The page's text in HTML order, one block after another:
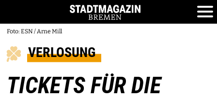
Foto: ESN / Arne Mill
VERLOSUNG
TICKETS FÜR DIE